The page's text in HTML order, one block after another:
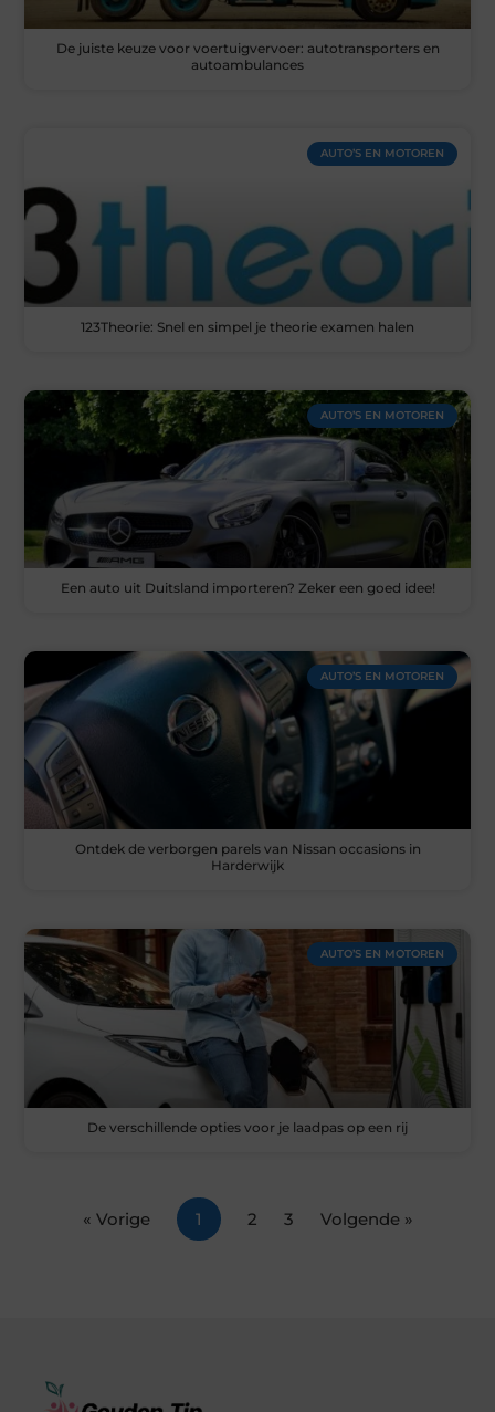
De juiste keuze voor voertuigvervoer: autotransporters en
autoambulances
AUTO’S EN MOTOREN
123Theorie: Snel en simpel je theorie examen halen
AUTO’S EN MOTOREN
Een auto uit Duitsland importeren? Zeker een goed idee!
AUTO’S EN MOTOREN
Ontdek de verborgen parels van Nissan occasions in
Harderwijk
AUTO’S EN MOTOREN
De verschillende opties voor je laadpas op een rij
« Vorige 1 2 3 Volgende »